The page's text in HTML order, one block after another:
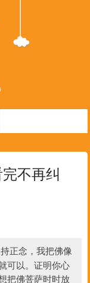
不再纠
正念，我把佛像
可以。证明你心
把佛菩萨时时放